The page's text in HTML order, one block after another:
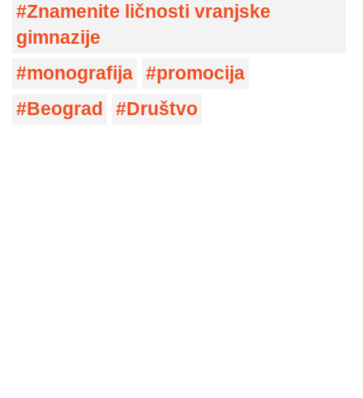
Znamenite ličnosti vranjske
gimnazije
monografija
promocija
Beograd
Društvo